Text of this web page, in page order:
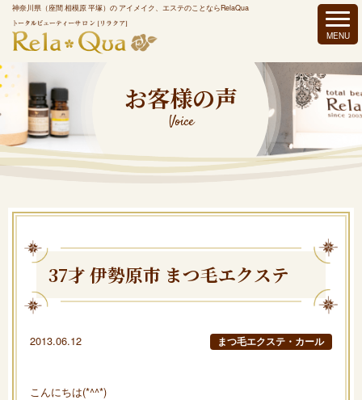
神奈川県（座間 相模原 平塚）の アイメイク、エステのことならRelaQua
お客様の声
Voice
37才 伊勢原市 まつ毛エクステ
2013.06.12 まつ毛エクステ・カール
こんにちは(*^^*)